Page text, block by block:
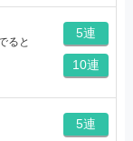
ると
5連
10連
5連